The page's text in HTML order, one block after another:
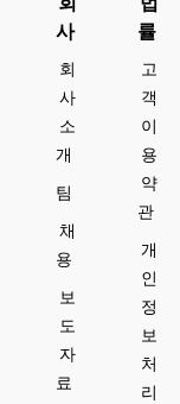
사
회
사
소
개
팀
채
용
보
도
자
료
률
고
객
이
용
약
관
개
인
정
보
처
리